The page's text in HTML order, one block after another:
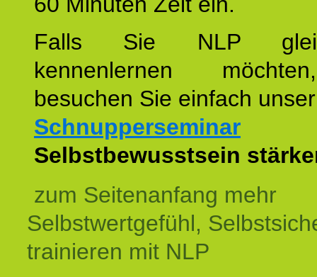
Falls Sie NLP
kennenlernen
besuchen Sie einfach unser
Schnupperseminar
Selbstbewusstsein
zum Seitenanfang mehr
Selbstwertgefühl,
trainieren mit NLP